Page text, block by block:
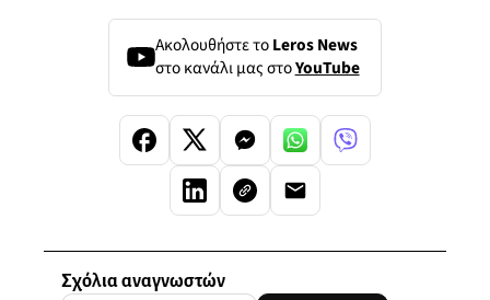
Ακολουθήστε τοLeros News
στο κανάλι μας στοYouTube
Σχόλια αναγνωστών